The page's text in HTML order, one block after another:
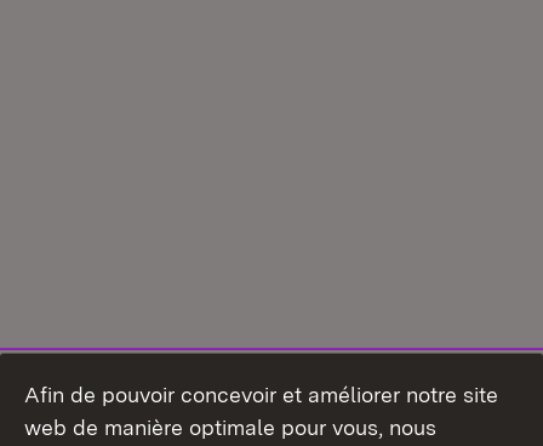
Afin de pouvoir concevoir et améliorer notre site
web de manière optimale pour vous, nous